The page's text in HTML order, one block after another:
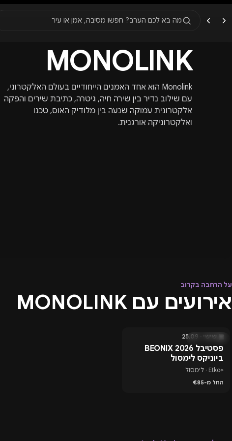
מה בא לכם הערב? חפשו מסיבה, אמן או עיר
MONOLINK
Monolink הוא אחד האמנים הייחודיים בעולם האלקטרוני,
עם שילוב נדיר בין שירה חיה, גיטרה, כתיבת שירים והפקה
אלקטרונית עמוקה שנעה בין מלודיק האוס, טכנו
ואלקטרוניקה אורגנית.
על הרחבה בקרוב
אירועים עם MONOLINK
בעוד 49 ימים
▣ שישי · 25.09
פסטיבל BEONIX 2026
ביוניקס לימסול
⌖Etko · לימסול
החל מ-€85
🎶מועדונים חו״ל 🔥 בקרוב